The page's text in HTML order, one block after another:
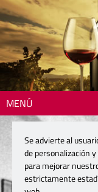
MENÚ
Se advierte al
de personalización
para mejorar
estrictamente